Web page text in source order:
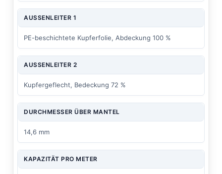
AUSSENLEITER 1
PE-beschichtete Kupferfolie, Abdeckung 100 %
AUSSENLEITER 2
Kupfergeflecht, Bedeckung 72 %
DURCHMESSER ÜBER MANTEL
14,6 mm
KAPAZITÄT PRO METER